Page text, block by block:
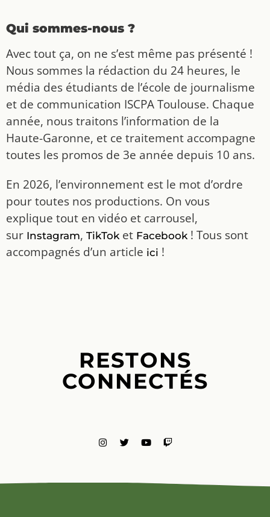
Qui sommes-nous ?
Avec tout ça, on ne s’est même pas présenté !
Nous sommes la rédaction du 24 heures, le
média des étudiants de l’école de journalisme
et de communication ISCPA Toulouse. Chaque
année, nous traitons l’information de la
Haute-Garonne, et ce traitement accompagne
toutes les promos de 3e année depuis 10 ans.
En 2026, l’environnement est le mot d’ordre
pour toutes nos productions. On vous
explique tout en vidéo et carrousel,
sur Instagram, TikToket Facebook! Tous sont
accompagnés d’un article ici !
RESTONS
CONNECTÉS